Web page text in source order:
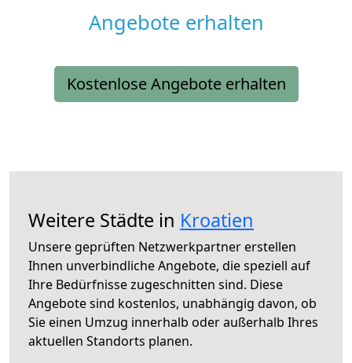
Angebote erhalten
Kostenlose Angebote erhalten
Weitere Städte in Kroatien
Unsere geprüften Netzwerkpartner erstellen
Ihnen unverbindliche Angebote, die speziell auf
Ihre Bedürfnisse zugeschnitten sind. Diese
Angebote sind kostenlos, unabhängig davon, ob
Sie einen Umzug innerhalb oder außerhalb Ihres
aktuellen Standorts planen.